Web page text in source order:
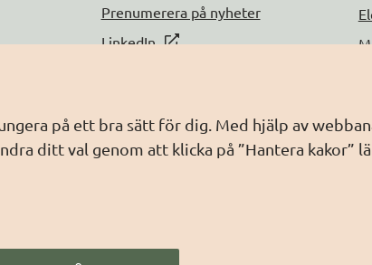
på ett bra sätt för dig. Med hjälp av
ditt val genom att klicka på ”Hantera kakor”
DIGG på
Prenumerera på nyheter
DIGG på
LinkedIn